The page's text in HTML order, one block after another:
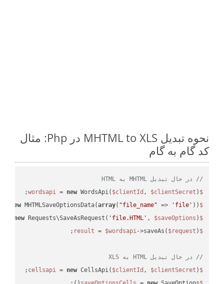
نحوه تبدیل MHTML to XLS در Php: مثال
کد گام به گام
// در حال تبدیل MHTML به HTML
$wordsapi
= new WordsApi( $clientId , $clientSecret );
$saveOptions
new MHTMLSaveOptionsData(array( "file_name" => 'file' ));
$request
new Requests\SaveAsRequest( 'file.HTML' , $saveOptions );
$result
= $wordsapi->saveAs( $request
// در حال تبدیل HTML به XLS
$cellsapi
= new CellsApi( $clientId , $clientSecret );